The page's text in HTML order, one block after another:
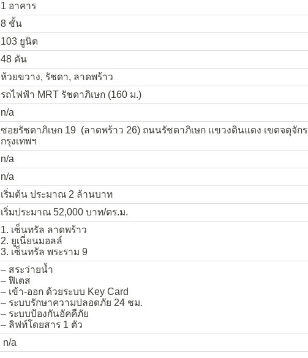
1 อาคาร
8 ชั้น
103 ยูนิต
48 คัน
ห้วยขวาง, รัชดา, ลาดพร้าว
รถไฟฟ้า MRT รัชดาภิเษก (160 ม.)
n/a
ซอยรัชดาภิเษก 19 (ลาดพร้าว 26) ถนนรัชดาภิเษก แขวงดินแดง เขตจตุจักร
กรุงเทพฯ
n/a
n/a
เริ่มต้น ประมาณ 2 ล้านบาท
เริ่มประมาณ 52,000 บาท/ตร.ม.
1. เซ็นทรัล ลาดพร้าว
2. ยูเนี่ยนมอลล์
3. เซ็นทรัล พระราม 9
– สระว่ายน้ำ
– ฟิเตส
– เข้า-ออก ด้วยระบบ Key Card
– ระบบรักษาความปลอดภัย 24 ชม.
– ระบบป้องกันอัคคีภัย
– ลิฟท์โดยสาร 1 ตัว
n/a